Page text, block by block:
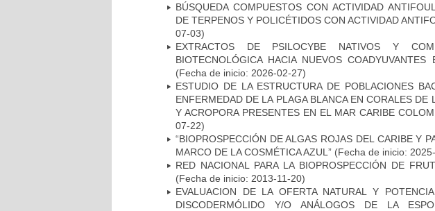
BÚSQUEDA COMPUESTOS CON ACTIVIDAD
DE TERPENOS Y POLICÉTIDOS CON ACTIVIDAD
07-03)
EXTRACTOS DE PSILOCYBE NATIVOS Y
BIOTECNOLÓGICA HACIA NUEVOS
(Fecha de inicio: 2026-02-27)
ESTUDIO DE LA ESTRUCTURA DE POBLACIONES
ENFERMEDAD DE LA PLAGA BLANCA EN CORALES DE
Y ACROPORA PRESENTES EN EL MAR CARIBE
07-22)
“BIOPROSPECCIÓN DE ALGAS ROJAS DEL CARIBE Y
MARCO DE LA COSMÉTICA AZUL” (Fecha de inicio:
RED NACIONAL PARA LA BIOPROSPECCIÓN DE
(Fecha de inicio: 2013-11-20)
EVALUACION DE LA OFERTA NATURAL Y
DISCODERMÓLIDO Y/O ANÁLOGOS DE LA